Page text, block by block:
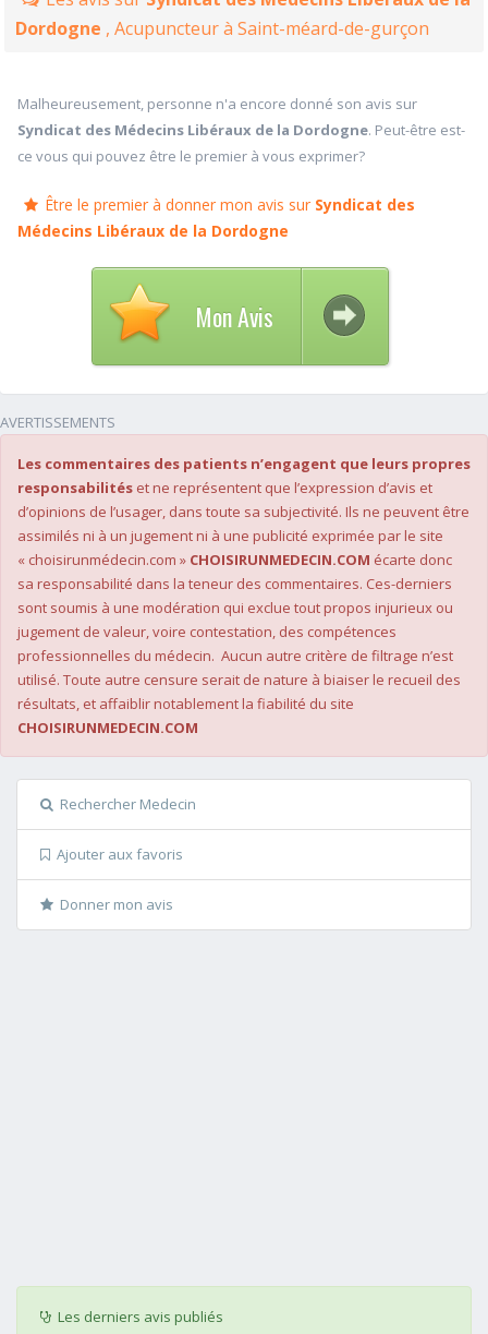
Dordogne , Acupuncteur à Saint-méard-de-gurçon
Malheureusement, personne n'a encore donné son avis sur
Syndicat des Médecins Libéraux de la Dordogne. Peut-être est-
ce vous qui pouvez être le premier à vous exprimer?
Être le premier à donner mon avis sur Syndicat des
Médecins Libéraux de la Dordogne
Mon Avis
AVERTISSEMENTS
Les commentaires des patients n’engagent que leurs propres
responsabilités et ne représentent que l’expression d’avis et
d’opinions de l’usager, dans toute sa subjectivité. Ils ne peuvent être
assimilés ni à un jugement ni à une publicité exprimée par le site
« choisirunmédecin.com » CHOISIRUNMEDECIN.COM écarte donc
sa responsabilité dans la teneur des commentaires. Ces-derniers
sont soumis à une modération qui exclue tout propos injurieux ou
jugement de valeur, voire contestation, des compétences
professionnelles du médecin. Aucun autre critère de filtrage n’est
utilisé. Toute autre censure serait de nature à biaiser le recueil des
résultats, et affaiblir notablement la fiabilité du site
CHOISIRUNMEDECIN.COM
Rechercher Medecin
Ajouter aux favoris
Donner mon avis
Les derniers avis publiés